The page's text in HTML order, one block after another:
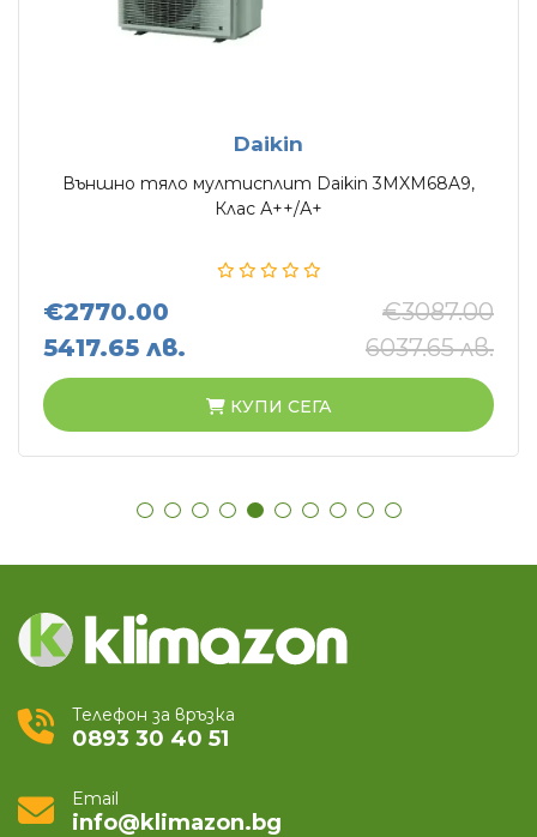
Daikin
Външно тяло мултисплит Daikin 3MXM68A9,
Клас А++/А+
€2770.00
5417.65 лв.
€3087.00
6037.65 лв.
КУПИ СЕГА
Телефон за връзка
0893 30 40 51
Email
info@klimazon.bg